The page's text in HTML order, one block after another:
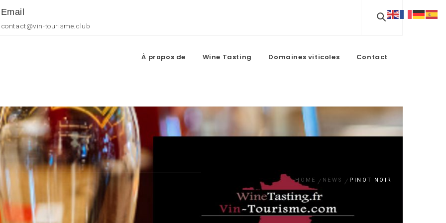
Email
contact@vin-tourisme.club
À propos de Wine Tasting Domaines viticoles Contact
HOME NEWS PINOT NOIR